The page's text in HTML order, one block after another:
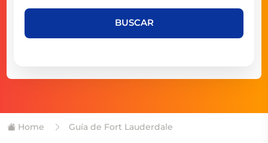
BUSCAR
Home Guía de Fort Lauderdale